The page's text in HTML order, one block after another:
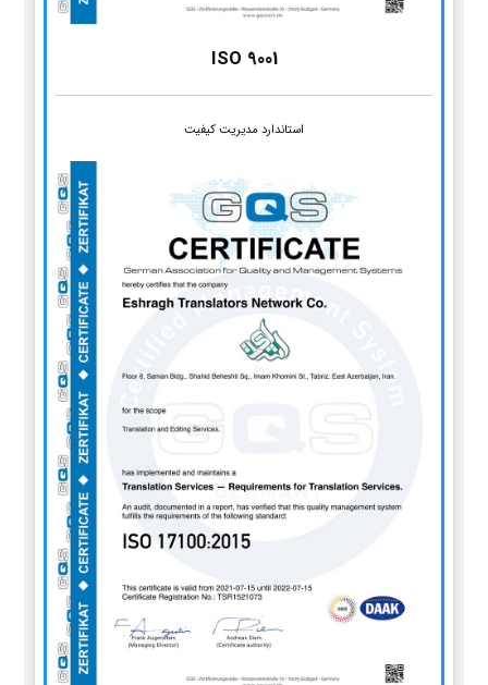
ISO 9001
استاندارد مدیریت کیفیت